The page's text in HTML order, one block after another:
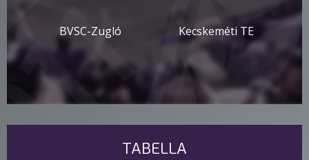
BVSC-Zugló Kecskeméti TE
TABELLA